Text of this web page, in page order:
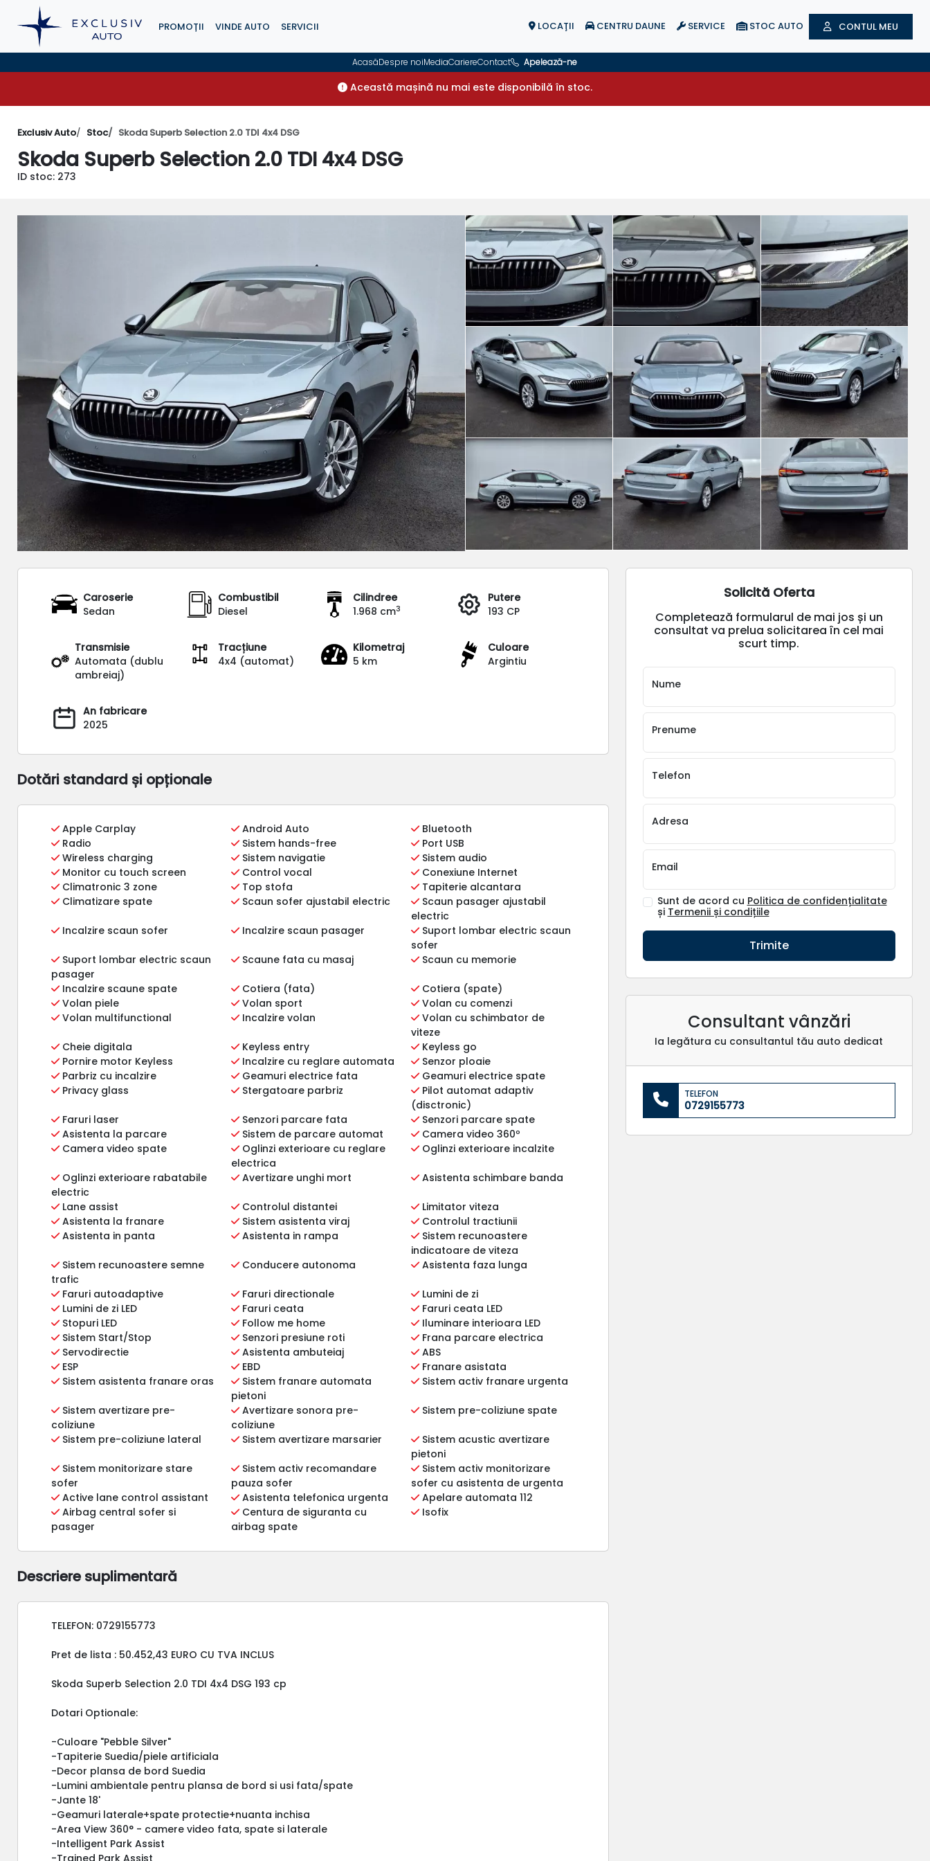
PROMOȚII VINDE AUTO SERVICII LOCAŢII CENTRU DAUNE SERVICE STOC AUTO CONTUL MEU
AcasăDespre noiMediaCariereContact Apelează-ne
Această mașină nu mai este disponibilă în stoc.
Exclusiv Auto Stoc Skoda Superb Selection 2.0 TDI 4x4 DSG
Skoda Superb Selection 2.0 TDI 4x4 DSG
ID stoc: 273
Caroserie
Sedan
Combustibil
Diesel
Cilindree
1.968 cm3
Putere
193 CP
Transmisie
Automata (dublu
ambreiaj)
Tracțiune
4x4 (automat)
Kilometraj
5 km
Culoare
Argintiu
An fabricare
2025
Dotări standard și opționale
Apple Carplay Android Auto
Bluetooth
Radio
Sistem hands-free
Port USB
Wireless charging
Sistem navigatie
Sistem audio
Monitor cu touch screen
Control vocal
Conexiune Internet
Climatronic 3 zone
Top stofa
Tapiterie alcantara
Climatizare spate
Scaun sofer ajustabil electric
Scaun pasager ajustabil
electric
Incalzire scaun sofer
Incalzire scaun pasager
Suport lombar electric scaun
sofer
Suport lombar electric scaun
pasager
Scaune fata cu masaj Scaun cu memorie
Incalzire scaune spate Cotiera (fata)
Cotiera (spate)
Volan piele
Volan sport
Volan cu comenzi
Volan multifunctional
Incalzire volan
Volan cu schimbator de
viteze
Cheie digitala
Keyless entry
Keyless go
Pornire motor Keyless
Incalzire cu reglare automata
Senzor ploaie
Parbriz cu incalzire
Geamuri electrice fata
Geamuri electrice spate
Privacy glass
Stergatoare parbriz
Pilot automat adaptiv
(disctronic)
Faruri laser
Senzori parcare fata
Senzori parcare spate
Asistenta la parcare
Sistem de parcare automat
Camera video 360º
Camera video spate
Oglinzi exterioare cu reglare
electrica
Oglinzi exterioare incalzite
Oglinzi exterioare rabatabile
electric
Avertizare unghi mort Asistenta schimbare banda
Lane assist Controlul distantei
Limitator viteza
Asistenta la franare
Sistem asistenta viraj
Controlul tractiunii
Asistenta in panta
Asistenta in rampa
Sistem recunoastere
indicatoare de viteza
Sistem recunoastere semne
trafic
Conducere autonoma Asistenta faza lunga
Faruri autoadaptive Faruri directionale
Lumini de zi
Lumini de zi LED
Faruri ceata
Faruri ceata LED
Stopuri LED
Follow me home
Iluminare interioara LED
Sistem Start/Stop
Senzori presiune roti
Frana parcare electrica
Servodirectie
Asistenta ambuteiaj
ABS
ESP
EBD
Franare asistata
Sistem asistenta franare oras
Sistem franare automata
pietoni
Sistem activ franare urgenta
Sistem avertizare pre-
coliziune
Avertizare sonora pre-
coliziune
Sistem pre-coliziune spate
Sistem pre-coliziune lateral Sistem avertizare marsarier
Sistem acustic avertizare
pietoni
Sistem monitorizare stare
sofer
Sistem activ recomandare
pauza sofer
Sistem activ monitorizare
sofer cu asistenta de urgenta
Active lane control assistant
Asistenta telefonica urgenta
Apelare automata 112
Airbag central sofer si
pasager
Centura de siguranta cu
airbag spate
Isofix
Descriere suplimentară
TELEFON: 0729155773
Pret de lista : 50.452,43 EURO CU TVA INCLUS
Skoda Superb Selection 2.0 TDI 4x4 DSG 193 cp
Dotari Optionale:
-Culoare "Pebble Silver"
-Tapiterie Suedia/piele artificiala
-Decor plansa de bord Suedia
-Lumini ambientale pentru plansa de bord si usi fata/spate
-Jante 18'
-Geamuri laterale+spate protectie+nuanta inchisa
-Area View 360° - camere video fata, spate si laterale
-Intelligent Park Assist
-Trained Park Assist
Solicită Oferta
Completează formularul de mai jos și un
consultat va prelua solicitarea în cel mai
scurt timp.
Nume
Prenume
Telefon
Adresa
Email
Sunt de acord cu Politica de confidențialitate
și Termenii și condițiile
Trimite
Consultant vânzări
Ia legătura cu consultantul tău auto dedicat
TELEFON
0729155773